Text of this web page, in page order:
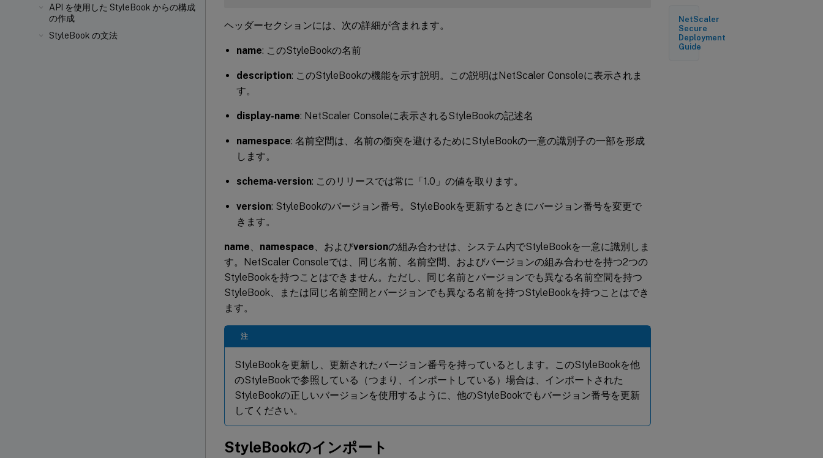
API を使用した StyleBook からの構成
の作成
StyleBook の文法
ヘッダーセクションには、次の詳細が含まれます。
name: このStyleBookの名前
description: このStyleBookの機能を示す説明。この説明はNetScaler Consoleに表示されま
す。
display-name: NetScaler Consoleに表示されるStyleBookの記述名
namespace: 名前空間は、名前の衝突を避けるためにStyleBookの一意の識別子の一部を形成
します。
schema-version: このリリースでは常に「1.0」の値を取ります。
version: StyleBookのバージョン番号。StyleBookを更新するときにバージョン番号を変更で
きます。
name namespace 、およびversionの組み合わせは、システム内でStyleBookを一意に識別しま
す。NetScaler Consoleでは、同じ名前、名前空間、およびバージョンの組み合わせを持つ2つの
StyleBookを持つことはできません。ただし、同じ名前とバージョンでも異なる名前空間を持つ
StyleBook、または同じ名前空間とバージョンでも異なる名前を持つStyleBookを持つことはでき
ます。
注
StyleBookを更新し、更新されたバージョン番号を持っているとします。このStyleBookを他
のStyleBookで参照している（つまり、インポートしている）場合は、インポートされた
StyleBookの正しいバージョンを使用するように、他のStyleBookでもバージョン番号を更新
してください。
StyleBookのインポート
NetScaler
Secure
Deployment
Guide